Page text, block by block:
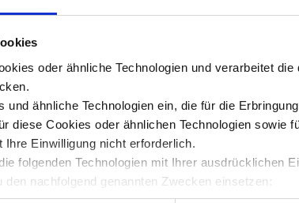
oder ähnliche Technologien und verarbeitet
und ähnliche Technologien ein, die für die
diese Cookies oder ähnlichen Technologien sowie
Ihre Einwilligung nicht erforderlich.
folgenden Technologien mit Ihrer ausdrücklichen
den nachfolgend genannten Zwecken einsetzen: